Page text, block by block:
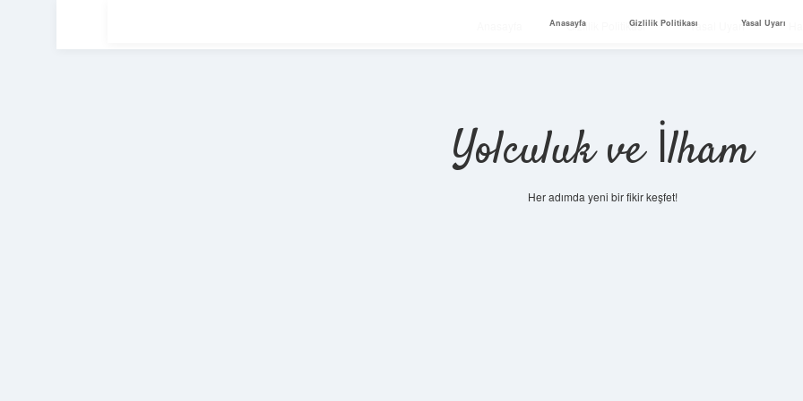
Gizlilik Politikası Yasal Uyarı
Yolculuk ve İlham
Her adımda yeni bir fikir keşfet!
Anasayfa Gizlilik Politikası Yasal Uyarı